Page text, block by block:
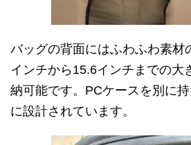
バッグの背面にはふわふわ素材
インチから15.6インチまでの大
納可能です。PCケースを別に
に設計されています。